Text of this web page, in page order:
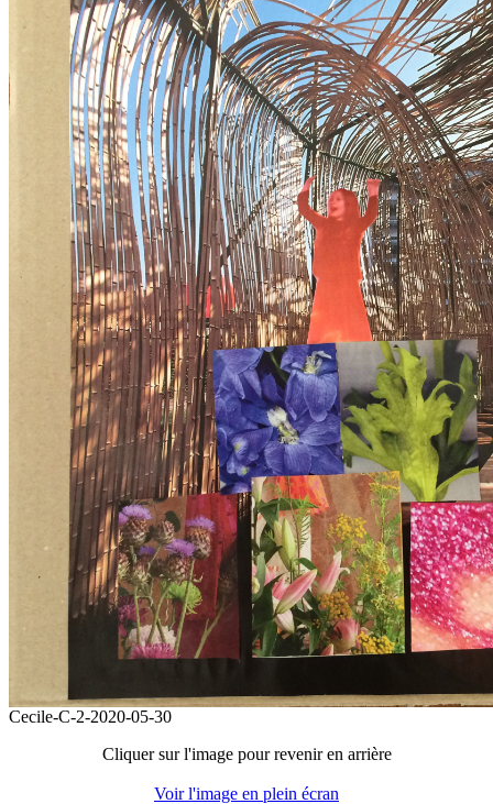
Cecile-C-2-2020-05-30
Cliquer sur l'image pour revenir en arrière
Voir l'image en plein écran